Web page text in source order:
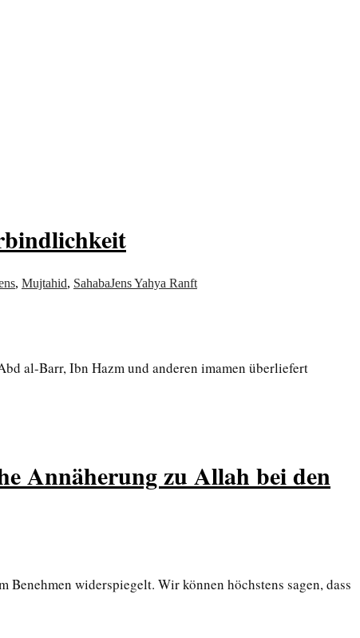
, Mujtahid, SahabaJens Yahya Ranft
al-Barr, Ibn Hazm und anderen imamen überliefert
Annäherung zu Allah bei den
widerspiegelt. Wir können höchstens sagen, dass